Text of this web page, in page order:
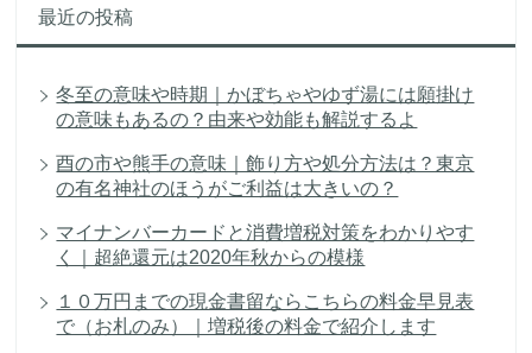
最近の投稿
冬至の意味や時期｜かぼちゃやゆず湯には願掛け
の意味もあるの？由来や効能も解説するよ
酉の市や熊手の意味｜飾り方や処分方法は？東京
の有名神社のほうがご利益は大きいの？
マイナンバーカードと消費増税対策をわかりやす
く｜超絶還元は2020年秋からの模様
１０万円までの現金書留ならこちらの料金早見表
で（お札のみ）｜増税後の料金で紹介します